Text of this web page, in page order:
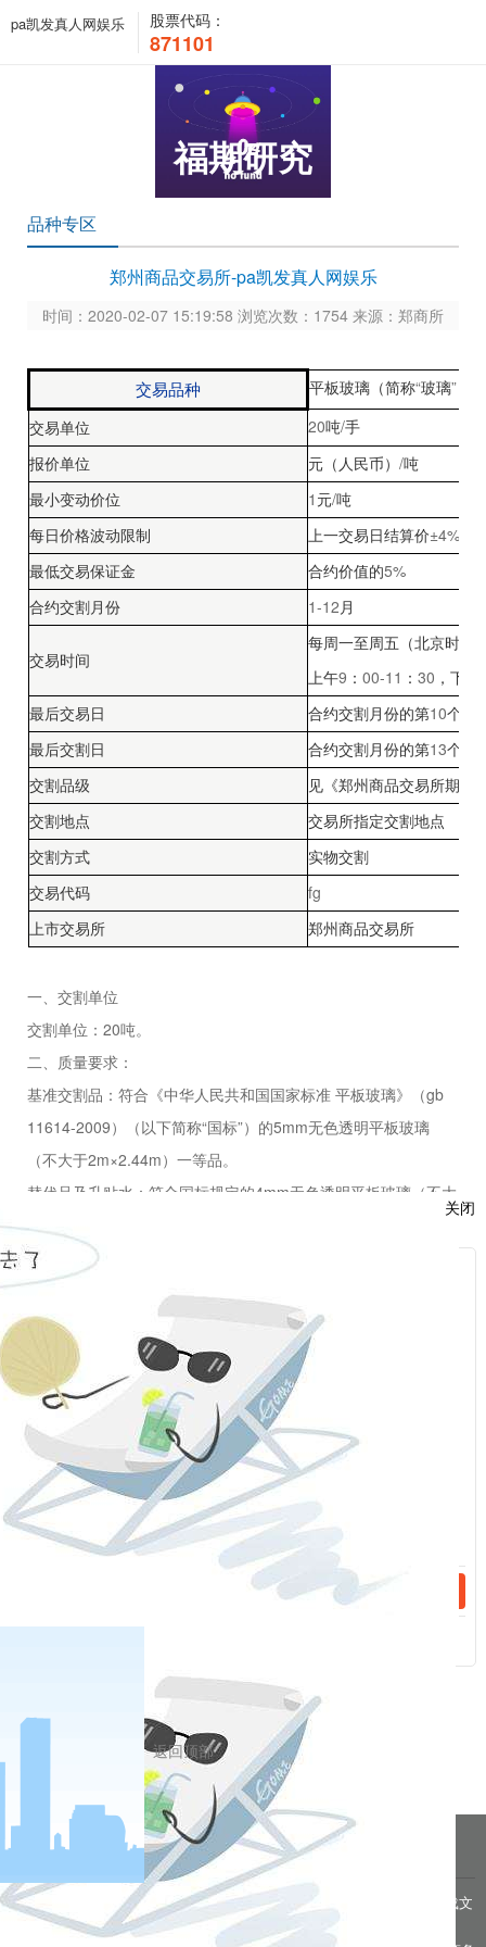
pa凯发真人网娱乐 股票代码：
871101
福期研究
品种专区
郑州商品交易所-pa凯发真人网娱乐
时间：2020-02-07 15:19:58 浏览次数：1754 来源：郑商所
交易品种 平板玻璃（简称“玻璃”
交易单位 20吨/手
报价单位 元（人民币） /吨
最小变动价位 1 元/吨
每日价格波动限制 上一交易日结算价±4%
最低交易保证金 合约价值的5%
合约交割月份 1-12 月
交易时间
每周一至周五（北京时间
上午9 ： 00-11 ： 30 ，下午
最后交易日 合约交割月份的第10个交
最后交割日 合约交割月份的第13个交
交割品级 见《郑州商品交易所期货
交割地点 交易所指定交割地点
交割方式 实物交割
交易代码 fg
上市交易所 郑州商品交易所
一、交割单位
交割单位： 20吨。
二、质量要求：
基准交割品：符合《中华人民共和国国家标准 平板玻璃》（gb
11614-2009）（以下简称“国标”）的5mm无色透明平板玻璃
（不大于2m×2.44m）一等品。
替代品及升贴水：符合国标规定的4mm无色透明平板玻璃（不大
于
三、指定交割厂库
指定交割厂库由交易所指定并另行公告，异地交割仓库升贴水标
准由交易所规定并公告，详见附录二。
附录一：郑州商品交易所玻璃交割费用明细：
附录二：郑州商品交易所指定玻璃交割库及升贴水
/upload/edit/file/20200207/20200207152045_87746.xlsx
附录三：郑州商品交易所指定玻璃质检机构：
附录四：郑州商品交易所玻璃期货品种资料：
/upload/edit/file/20200207/20200207152202_77385.doc
2020-06-16
pa凯发真人网娱乐的友情链接： | | |
pa凯发真人网娱乐 copyright © 2016 福能期货股份有限公司 本网站所载文
章和数据仅供参考，使用前务请核实，风险自负。
关闭
返回顶部